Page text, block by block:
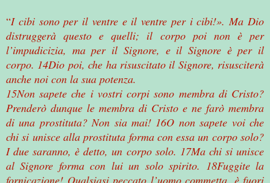
“I cibi sono per il ventre e il ventre per i cibi!». Ma Dio
distruggerà questo e quelli; il corpo poi non è per
l’impudicizia, ma per il Signore, e il Signore è per il
corpo. 14Dio poi, che ha risuscitato il Signore, risusciterà
anche noi con la sua potenza.
15Non sapete che i vostri corpi sono membra di Cristo?
Prenderò dunque le membra di Cristo e ne farò membra
di una prostituta? Non sia mai! 16O non sapete voi che
chi si unisce alla prostituta forma con essa un corpo solo?
I due saranno, è detto, un corpo solo. 17Ma chi si unisce
al Signore forma con lui un solo spirito. 18Fuggite la
fornicazione! Qualsiasi peccato l’uomo commetta, è fuori